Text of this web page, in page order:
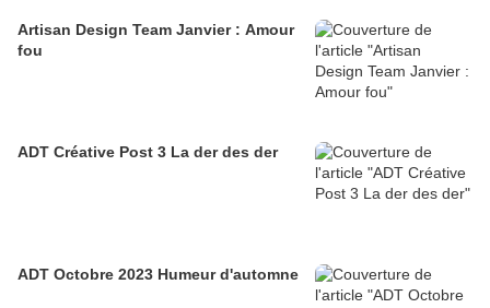
Artisan Design Team Janvier : Amour
fou
ADT Créative Post 3 La der des der
ADT Octobre 2023 Humeur d'automne